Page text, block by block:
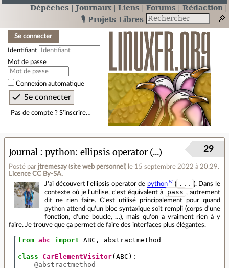
Dépêches Journaux Liens Forums
Rédaction
🎙️ Projets Libres
Se connecter
Identifiant
Mot de passe
Connexion automatique
Pas de compte ? S’inscrire…
Journal python: ellipsis operator (...)
Posté par jtremesay (site web personnel ) le 15 septembre 2022 à 20:29.
Licence CC By‑SA.
29
J'ai découvert l'ellipsis operator de python ( ...
). Dans le
contexte où je l'utilise, c'est équivalent à
pass , autrement
dit ne rien faire. C'est utilisé principalement pour quand
python attend qu'un bloc syntaxique soit rempli (corps d'une
fonction, d'une boucle, …), mais qu'on a vraiment rien à y
faire. Je trouve que ça permet de faire des interfaces plus élégantes.
from abc import ABC , abstractmethod
class CarElementVisitor( ABC ):
@abstractmethod